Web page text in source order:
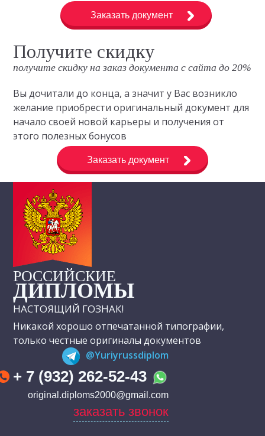
Заказать документ
Получите скидку
получите скидку на заказ документа с сайта до 20%
Вы дочитали до конца, а значит у Вас возникло
желание приобрести оригинальный документ для
начало своей новой карьеры и получения от
этого полезных бонусов
Заказать документ
РОССИЙСКИЕ
ДИПЛОМЫ
НАСТОЯЩИЙ ГОЗНАК!
Никакой хорошо отпечатанной типографии,
только честные оригиналы документов
@Yuriyrussdiplom
+ 7 (932) 262-52-43
original.diploms2000@gmail.com
заказать звонок